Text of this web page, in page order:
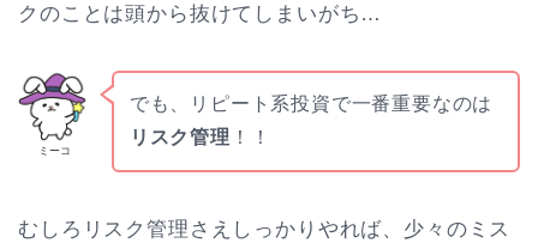
クのことは頭から抜けてしまいがち…
ミーコ
でも、リピート系投資で一番重要なのは
リスク管理 ！！
むしろリスク管理さえしっかりやれば、少々のミス